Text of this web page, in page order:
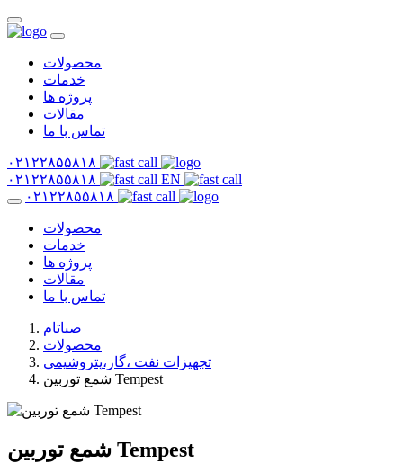
محصولات
خدمات
پروژه ها
مقالات
تماس با ما
۰۲۱۲۲۸۵۵۸۱۸
۰۲۱۲۲۸۵۵۸۱۸
EN
۰۲۱۲۲۸۵۵۸۱۸
محصولات
خدمات
پروژه ها
مقالات
تماس با ما
صباتام
محصولات
تجهیزات نفت ،گاز،پتروشیمی
شمع توربین Tempest
شمع توربین Tempest